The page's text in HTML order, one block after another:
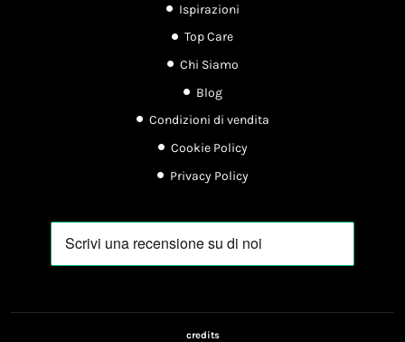
Ispirazioni
Top Care
Chi Siamo
Blog
Condizioni di vendita
Cookie Policy
Privacy Policy
credits